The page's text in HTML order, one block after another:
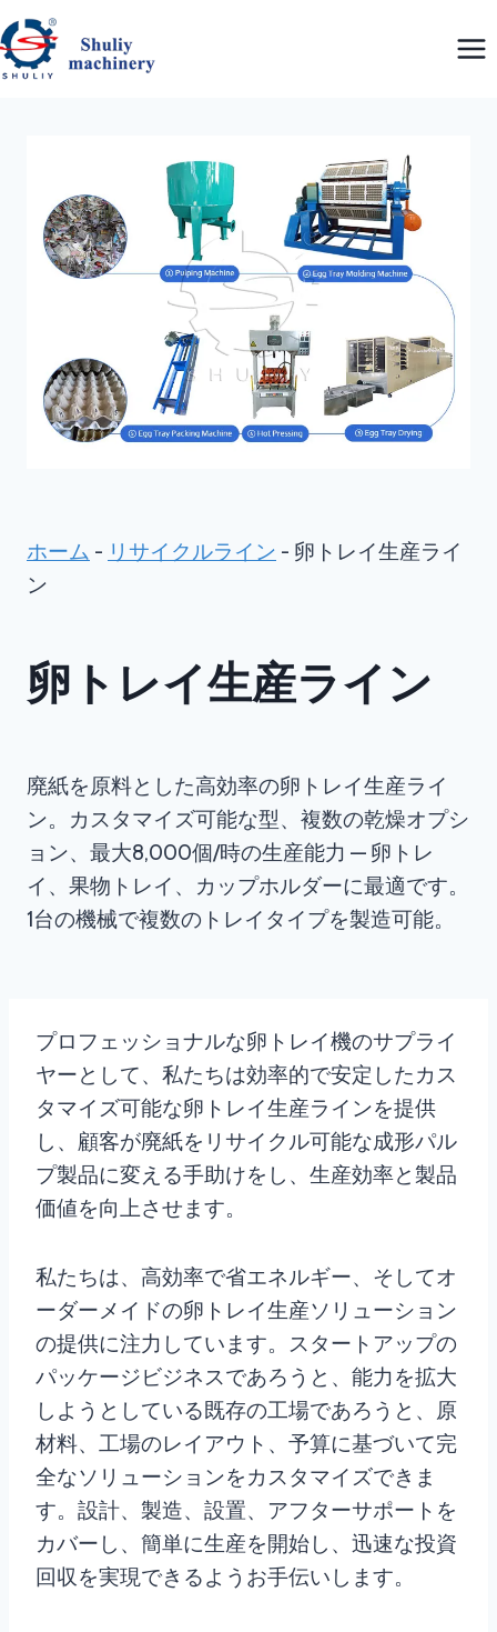
内
容
を
ホーム - リサイクルライン - 卵トレイ生産ライ
ン
卵トレイ生産ライン
廃紙を原料とした高効率の卵トレイ生産ライ
ン。カスタマイズ可能な型、複数の乾燥オプシ
ョン、最大8,000個/時の生産能力 — 卵トレ
イ、果物トレイ、カップホルダーに最適です。
1台の機械で複数のトレイタイプを製造可能。
プロフェッショナルな卵トレイ機のサプライ
ヤーとして、私たちは効率的で安定したカス
タマイズ可能な卵トレイ生産ラインを提供
し、顧客が廃紙をリサイクル可能な成形パル
プ製品に変える手助けをし、生産効率と製品
価値を向上させます。
私たちは、高効率で省エネルギー、そしてオ
ーダーメイドの卵トレイ生産ソリューション
の提供に注力しています。スタートアップの
パッケージビジネスであろうと、能力を拡大
しようとしている既存の工場であろうと、原
材料、工場のレイアウト、予算に基づいて完
全なソリューションをカスタマイズできま
す。設計、製造、設置、アフターサポートを
カバーし、簡単に生産を開始し、迅速な投資
回収を実現できるようお手伝いします。